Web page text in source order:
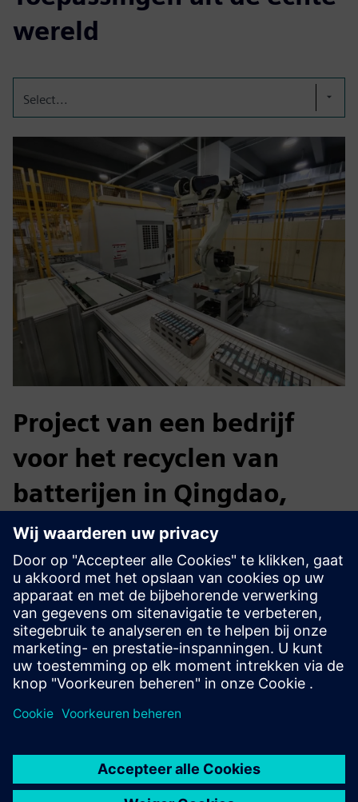
wereld
Select...
Project van een bedrijf
voor het recyclen van
batterijen in Qingdao,
China
Digitale en gestandaardiseerde benchmarkfabriek
Een breek- en sorteercapaciteit van 10.000 ton afgedankte
batterijcellen
Een capaciteit voor secundair gebruik van 30.000 ton
Een verwerkingscapaciteit van 2.000 ton afgedankte
elektrodeplaten